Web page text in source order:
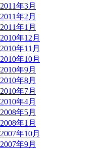
2011年3月
2011年2月
2011年1月
2010年12月
2010年11月
2010年10月
2010年9月
2010年8月
2010年7月
2010年4月
2008年5月
2008年1月
2007年10月
2007年9月